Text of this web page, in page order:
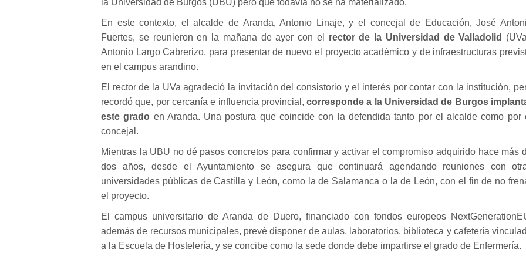
la Universidad de Burgos (UBU) pero que todavía no se ha materializado.
En este contexto, el alcalde de Aranda, Antonio Linaje, y el concejal de Educación, José
Fuertes, se reunieron en la mañana de ayer con el rector de la Universidad de Valladolid
Antonio Largo Cabrerizo, para presentar de nuevo el proyecto académico y de infraestructuras
en el campus arandino.
El rector de la UVa agradeció la invitación del consistorio y el interés por contar con la institución,
recordó que, por cercanía e influencia provincial,corresponde a la Universidad de Burgos
este grado en Aranda. Una postura que coincide con la defendida tanto por el alcalde como por
concejal.
Mientras la UBU no dé pasos concretos para confirmar y activar el compromiso adquirido hace más
dos años, desde el Ayuntamiento se asegura que continuará agendando reuniones con
universidades públicas de Castilla y León, como la de Salamanca o la de León, con el fin de no
el proyecto.
El campus universitario de Aranda de Duero, financiado con fondos europeos
además de recursos municipales, prevé disponer de aulas, laboratorios, biblioteca y cafetería
a la Escuela de Hostelería, y se concibe como la sede donde debe impartirse el grado de Enfermería.